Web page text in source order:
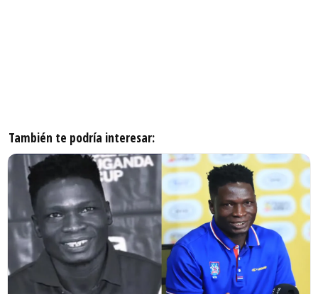
También te podría interesar: